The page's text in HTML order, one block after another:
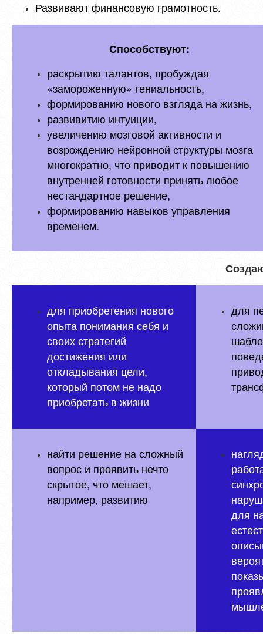
Развивают финансовую грамотность.
Способствуют:
раскрытию талантов, пробуждая
«замороженную» гениальность,
формированию нового взгляда на жизнь,
развивитию интуиции,
увеличению мозговой активности и
возрождению нейронной структуры мозга
многократно, что приводит к повышению
внутренней готовности принять любое
нестандартное решение,
формированию навыков управления
временем.
для приобретения нового
опыта понимания себя и
своих стратегий
достижения или
откладывания цели,
который потом не надо
приобретать в жизни
для
найти решение на сложный
вопрос и проявить нечто
скрытое, что мешает,
например, развитию
для